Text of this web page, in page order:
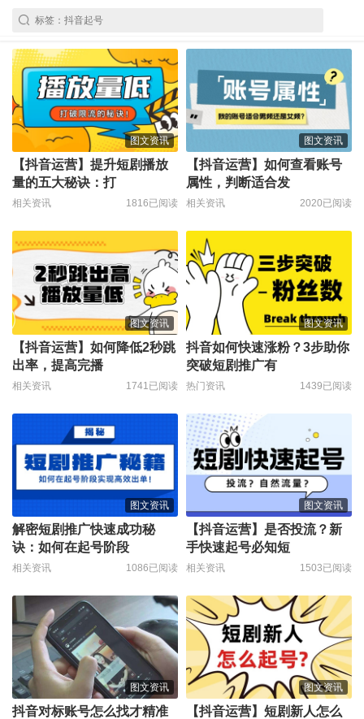
图文资讯
【抖音运营】提升短剧播放
量的五大秘诀：打
相关资讯 1816已阅读
图文资讯
【抖音运营】如何查看账号
属性，判断适合发
相关资讯 2020已阅读
图文资讯
【抖音运营】如何降低2秒跳
出率，提高完播
相关资讯 1741已阅读
图文资讯
抖音如何快速涨粉？3步助你
突破短剧推广有
热门资讯 1439已阅读
图文资讯
解密短剧推广快速成功秘
诀：如何在起号阶段
相关资讯 1086已阅读
图文资讯
【抖音运营】是否投流？新
手快速起号必知短
相关资讯 1503已阅读
图文资讯
抖音对标账号怎么找才精准
图文资讯
【抖音运营】短剧新人怎么